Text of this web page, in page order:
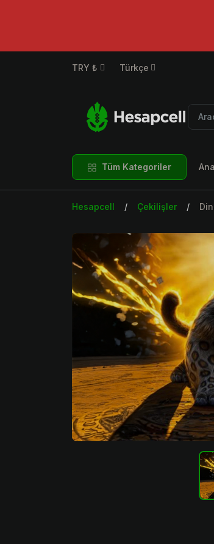
TRY ₺ Türkçe
Tüm Kategoriler
Hesapcell Çekilişler